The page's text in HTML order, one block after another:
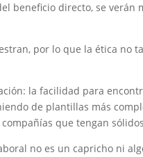
beneficio directo, se verán
por lo que la ética no
la facilidad para
de plantillas más
que tengan
no es un capricho ni